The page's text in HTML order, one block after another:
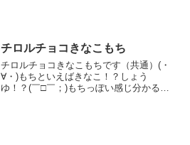
チロルチョコきなこもち
チロルチョコきなこもちです（共通）(・
∀・)もちといえばきなこ！？しょう
ゆ！？(￣□￣；)もちっぽい感じ分かるで